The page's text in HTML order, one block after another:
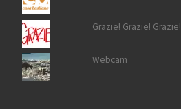
Grazie! Grazie! Grazie!
Webcam